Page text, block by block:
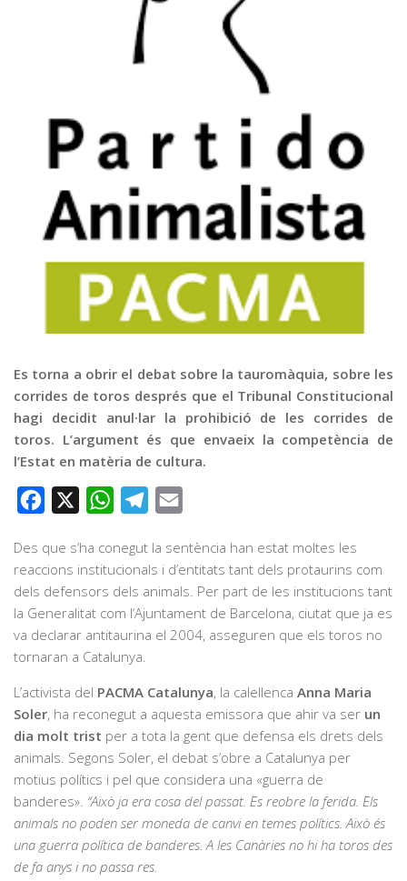
Es torna a obrir el debat sobre la tauromàquia, sobre les
corrides de toros després que el Tribunal Constitucional
hagi decidit anul·lar la prohibició de les corrides de
toros. L’argument és que envaeix la competència de
l’Estat en matèria de cultura.
Facebook WhatsAppTelegram
Des que s’ha conegut la sentència han estat moltes les
reaccions institucionals i d’entitats tant dels protaurins com
dels defensors dels animals. Per part de les institucions tant
la Generalitat com l’Ajuntament de Barcelona, ciutat que ja es
va declarar antitaurina el 2004, asseguren que els toros no
tornaran a Catalunya.
L’activista del PACMA Catalunya, la calellenca Anna Maria
Soler, ha reconegut a aquesta emissora que ahir va ser un
dia molt trist per a tota la gent que defensa els drets dels
animals. Segons Soler, el debat s’obre a Catalunya per
motius polítics i pel que considera una «guerra de
banderes». “Això ja era cosa del passat. Es reobre la ferida. Els
animals no poden ser moneda de canvi en temes polítics. Això és
una guerra política de banderes. A les Canàries no hi ha toros des
de fa anys i no passa res.